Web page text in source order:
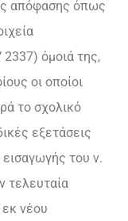
απόφασης όπως
όμοιά της,
οι οποίοι
το σχολικό
εξετάσεις
του ν.
τελευταία
νέου